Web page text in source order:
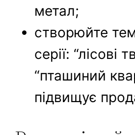
метал;
створюйте
серії: “лісові
“пташиний
підвищує